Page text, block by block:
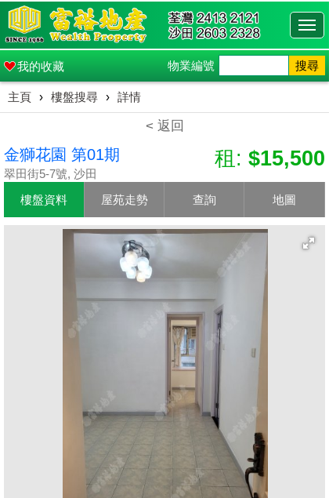
我的收藏 物業編號 搜尋
主頁 › 樓盤搜尋 › 詳情
< 返回
金獅花園 第01期
翠田街5-7號, 沙田
租: $15,500
樓盤資料 屋苑走勢 查詢 地圖